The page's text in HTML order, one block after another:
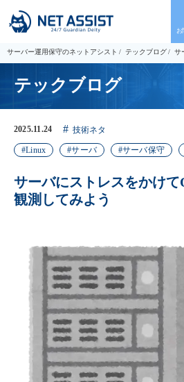
お
サーバー運用保守のネットアシスト テックブログ サ
テックブログ
2025.11.24 技術ネタ
Linux サーバ サーバ保守
サーバにストレスをかけ
観測してみよう